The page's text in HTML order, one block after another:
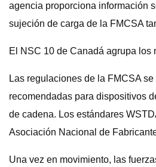
agencia proporciona información
sujeción de carga de la FMCSA
El NSC 10 de Canadá agrupa los
Las regulaciones de la FMCSA
recomendadas para dispositivos
de cadena. Los estándares
Asociación Nacional de
Una vez en movimiento, las